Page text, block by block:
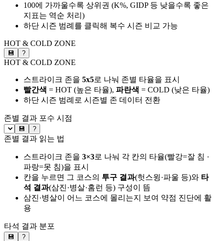
100에 가까울수록 상위권 (K%, GIDP 등 낮을수록 좋은
지표는 역순 처리)
하단 시즌 범례를 클릭해 복수 시즌 비교 가능
HOT & COLD ZONE
💾 ?
HOT & COLD ZONE
스트라이크 존을 5x5로 나눠 존별 타율을 표시
빨간색 = HOT (높은 타율), 파란색 = COLD (낮은 타율)
하단 시즌 범례로 시즌별 존 데이터 전환
존별 결과 포수 시점
💾 ?
존별 결과 읽는 법
스트라이크 존을 3×3로 나눠 각 칸의 타율(빨강=잘 침 ·
파랑=못 침)을 표시
칸을 누르면 그 코스의 투구 결과(헛스윙·파울 등)와 타
석 결과(삼진·병살·홈런 등) 구성이 뜸
삼진·병살이 어느 코스에 몰리는지 보여 약점 진단에 활
용
타석 결과 분포
💾 ?